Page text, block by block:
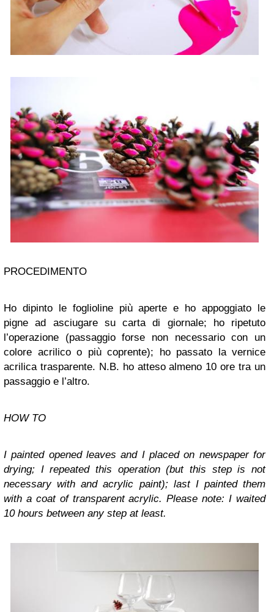
PROCEDIMENTO
Ho dipinto le foglioline più aperte e ho appoggiato le
pigne ad asciugare su carta di giornale; ho ripetuto
l’operazione (passaggio forse non necessario con un
colore acrilico o più coprente); ho passato la vernice
acrilica trasparente. N.B. ho atteso almeno 10 ore tra un
passaggio e l’altro.
HOW TO
I painted opened leaves and I placed on newspaper for
drying; I repeated this operation (but this step is not
necessary with and acrylic paint); last I painted them
with a coat of transparent acrylic. Please note: I waited
10 hours between any step at least.